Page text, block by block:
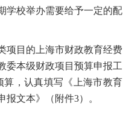
学校举办需要给予一定的配
项目的上海市财政教育经费
委本级财政项目预算申报工
算，认真填写《上海市教育
报文本》（附件3）。